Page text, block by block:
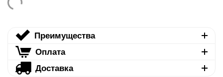
Преимущества
Оплата
Доставка